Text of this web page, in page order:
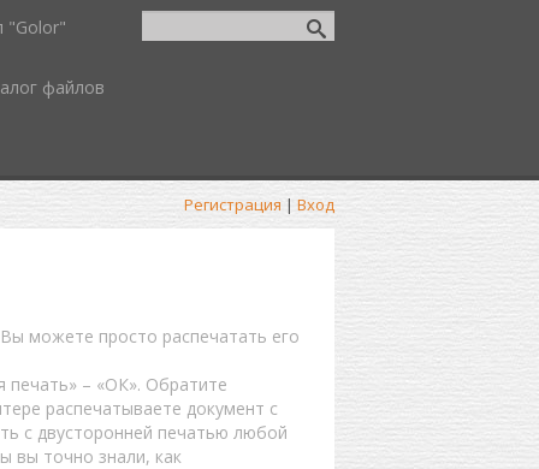
"Golor"
файлов
Регистрация | Вход
можете просто распечатать его
печать» – «ОК». Обратите
распечатываете документ с
с двусторонней печатью любой
вы точно знали, как